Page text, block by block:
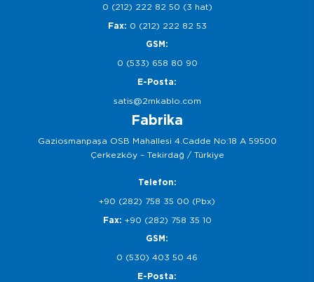
0 (212) 222 82 50 (3 hat)
Fax: 0 (212) 222 82 53
GSM:
0 (533) 658 80 90
E-Posta:
satis@2mkablo.com
Fabrika
Gaziosmanpaşa OSB Mahallesi 4.Cadde No:18 A 59500
Çerkezköy – Tekirdağ / Türkiye
Telefon:
+90 (282) 758 35 00 (Pbx)
Fax: +90 (282) 758 35 10
GSM:
0 (530) 403 50 46
E-Posta: